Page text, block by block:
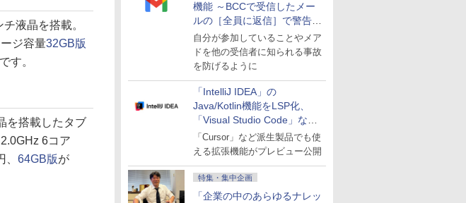
機能 ～BCCで受信したメー
ルの［全員に返信］で警告を
表示
自分が参加していることやメア
ドを他の受信者に知られる事故
を防げるように
「IntelliJ IDEA」の
Java/Kotlin機能をLSP化、
「Visual Studio Code」など
にも開放
「Cursor」など派生製品でも使
える拡張機能がプレビュー公開
特集・集中企画
「企業の中のあらゆるナレッ
液晶を搭載。
ジ容量32GB版
す。
を搭載したタブ
6コア
64GB版が